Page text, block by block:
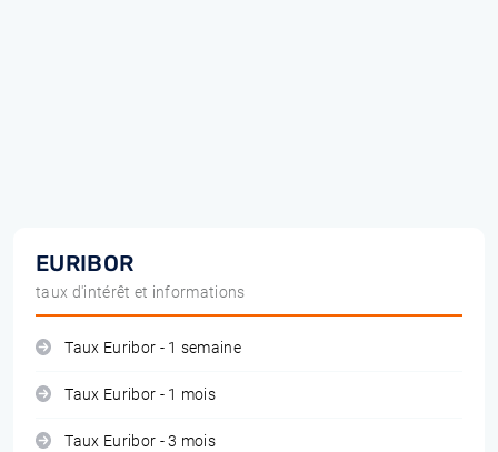
EURIBOR
taux d'intérêt et informations
Taux Euribor - 1 semaine
Taux Euribor - 1 mois
Taux Euribor - 3 mois